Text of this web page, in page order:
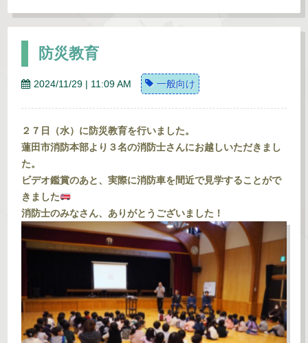
防災教育
2024/11/29 | 11:09 AM 一般向け
２７日（水）に防災教育を行いました。
蓮田市消防本部より３名の消防士さんにお越しいただきまし
た。
ビデオ鑑賞のあと、実際に消防車を間近で見学することがで
きました
消防士のみなさん、ありがとうございました！